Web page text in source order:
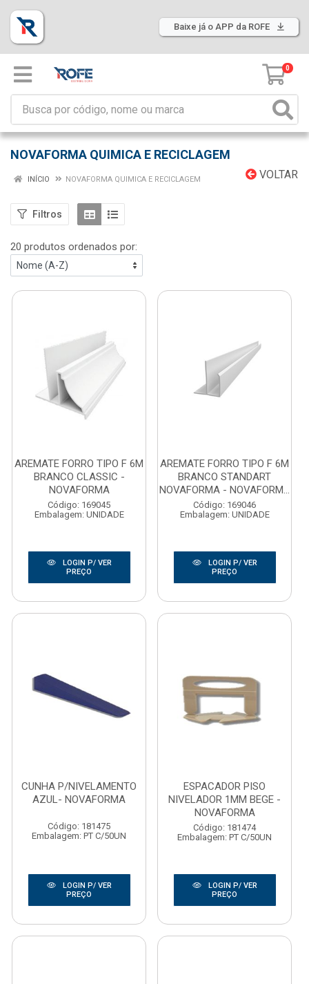
Baixe já o APP da ROFE
0
NOVAFORMA QUIMICA E RECICLAGEM
VOLTAR
INÍCIO NOVAFORMA QUIMICA E RECICLAGEM
Filtros
20 produtos ordenados por:
AREMATE FORRO TIPO F 6M
BRANCO CLASSIC -
NOVAFORMA
Código: 169045
Embalagem: UNIDADE
LOGIN P/ VER
PREÇO
AREMATE FORRO TIPO F 6M
BRANCO STANDART
NOVAFORMA - NOVAFORM...
Código: 169046
Embalagem: UNIDADE
LOGIN P/ VER
PREÇO
CUNHA P/NIVELAMENTO
AZUL- NOVAFORMA
Código: 181475
Embalagem: PT C/50UN
LOGIN P/ VER
PREÇO
ESPACADOR PISO
NIVELADOR 1MM BEGE -
NOVAFORMA
Código: 181474
Embalagem: PT C/50UN
LOGIN P/ VER
PREÇO